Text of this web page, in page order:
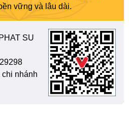
vững và lâu dài.
SU
chi nhánh